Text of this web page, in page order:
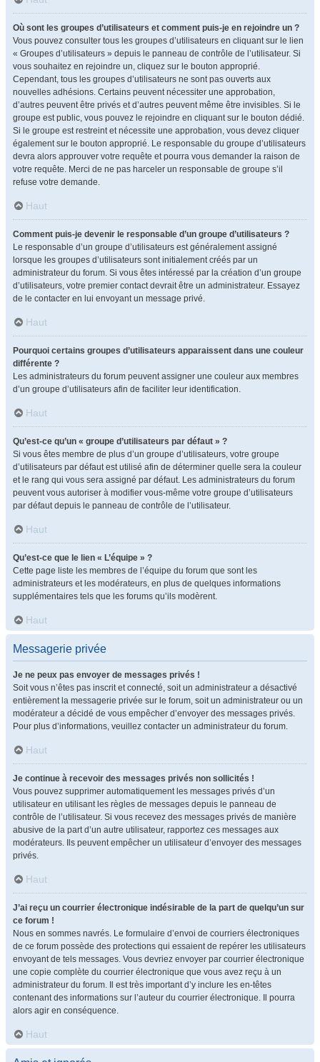
Où sont les groupes d’utilisateurs et comment puis-je en rejoindre un ?
Vous pouvez consulter tous les groupes d’utilisateurs en cliquant sur le lien
« Groupes d’utilisateurs » depuis le panneau de contrôle de l’utilisateur. Si
vous souhaitez en rejoindre un, cliquez sur le bouton approprié.
Cependant, tous les groupes d’utilisateurs ne sont pas ouverts aux
nouvelles adhésions. Certains peuvent nécessiter une approbation,
d’autres peuvent être privés et d’autres peuvent même être invisibles. Si le
groupe est public, vous pouvez le rejoindre en cliquant sur le bouton dédié.
Si le groupe est restreint et nécessite une approbation, vous devez cliquer
également sur le bouton approprié. Le responsable du groupe d’utilisateurs
devra alors approuver votre requête et pourra vous demander la raison de
votre requête. Merci de ne pas harceler un responsable de groupe s’il
refuse votre demande.
Haut
Comment puis-je devenir le responsable d’un groupe d’utilisateurs ?
Le responsable d’un groupe d’utilisateurs est généralement assigné
lorsque les groupes d’utilisateurs sont initialement créés par un
administrateur du forum. Si vous êtes intéressé par la création d’un groupe
d’utilisateurs, votre premier contact devrait être un administrateur. Essayez
de le contacter en lui envoyant un message privé.
Haut
Pourquoi certains groupes d’utilisateurs apparaissent dans une couleur
différente ?
Les administrateurs du forum peuvent assigner une couleur aux membres
d’un groupe d’utilisateurs afin de faciliter leur identification.
Haut
Qu’est-ce qu’un « groupe d’utilisateurs par défaut » ?
Si vous êtes membre de plus d’un groupe d’utilisateurs, votre groupe
d’utilisateurs par défaut est utilisé afin de déterminer quelle sera la couleur
et le rang qui vous sera assigné par défaut. Les administrateurs du forum
peuvent vous autoriser à modifier vous-même votre groupe d’utilisateurs
par défaut depuis le panneau de contrôle de l’utilisateur.
Haut
Qu’est-ce que le lien « L’équipe » ?
Cette page liste les membres de l’équipe du forum que sont les
administrateurs et les modérateurs, en plus de quelques informations
supplémentaires tels que les forums qu’ils modèrent.
Haut
Messagerie privée
Je ne peux pas envoyer de messages privés !
Soit vous n’êtes pas inscrit et connecté, soit un administrateur a désactivé
entièrement la messagerie privée sur le forum, soit un administrateur ou un
modérateur a décidé de vous empêcher d’envoyer des messages privés.
Pour plus d’informations, veuillez contacter un administrateur du forum.
Haut
Je continue à recevoir des messages privés non sollicités !
Vous pouvez supprimer automatiquement les messages privés d’un
utilisateur en utilisant les règles de messages depuis le panneau de
contrôle de l’utilisateur. Si vous recevez des messages privés de manière
abusive de la part d’un autre utilisateur, rapportez ces messages aux
modérateurs. Ils peuvent empêcher un utilisateur d’envoyer des messages
privés.
Haut
J’ai reçu un courrier électronique indésirable de la part de quelqu’un sur
ce forum !
Nous en sommes navrés. Le formulaire d’envoi de courriers électroniques
de ce forum possède des protections qui essaient de repérer les utilisateurs
envoyant de tels messages. Vous devriez envoyer par courrier électronique
une copie complète du courrier électronique que vous avez reçu à un
administrateur du forum. Il est très important d’y inclure les en-têtes
contenant des informations sur l’auteur du courrier électronique. Il pourra
alors agir en conséquence.
Haut